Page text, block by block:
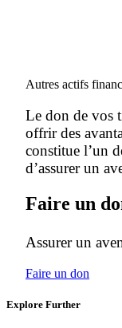
Autres actifs
Le don de vos
offrir des
constitue l’un
d’assurer un
Faire un
Assurer un
Faire un don
Explore Further